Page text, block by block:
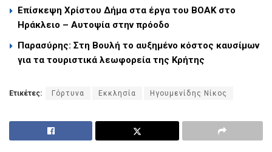
Επίσκεψη Χρίστου Δήμα στα έργα του ΒΟΑΚ στο
Ηράκλειο – Αυτοψία στην πρόοδο
Παρασύρης: Στη Βουλή το αυξημένο κόστος καυσίμων
για τα τουριστικά λεωφορεία της Κρήτης
Ετικέτες: Γόρτυνα Εκκλησία Ηγουμενίδης Νίκος